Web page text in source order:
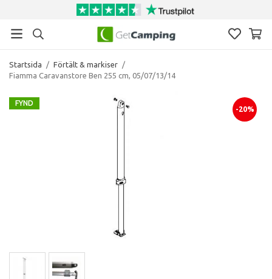
Startsida / Förtält & markiser /
Fiamma Caravanstore Ben 255 cm, 05/07/13/14
FYND
-20%